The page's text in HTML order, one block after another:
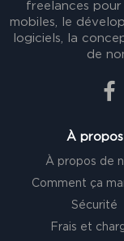
freelances
mobiles, le
logiciels, la
de
À propos
À propos de
Comment ça
Sécurité
Frais et